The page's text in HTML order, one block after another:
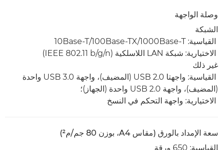
وصلة الواجهة
الشبكة
القياسية: 1000Base-T/‏100Base-TX/‏10Base-T
الاختيارية: شبكة LAN اللاسلكية (IEEE 802.11 b/g/n)
غير ذلك
القياسية: واجهتا USB 2.0 (المضيف)، واجهة USB 3.0 واحدة
(المضيف)، واجهة USB 2.0 واحدة (الجهاز)؛
الاختيارية: واجهة التحكم في النسخ
سعة الإمداد بالورق (مقاس A4، بوزن 80 جم/م²)
القياسية: 650 ورقة